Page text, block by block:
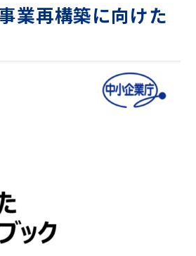
業再構築に向けた